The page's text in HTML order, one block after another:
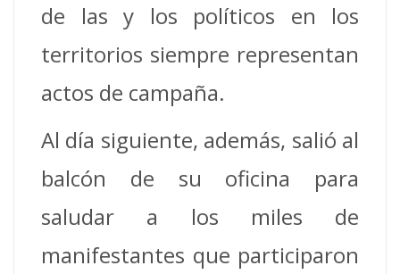
de las y los políticos en los
territorios siempre representan
actos de campaña.
Al día siguiente, además, salió al
balcón de su oficina para
saludar a los miles de
manifestantes que participaron